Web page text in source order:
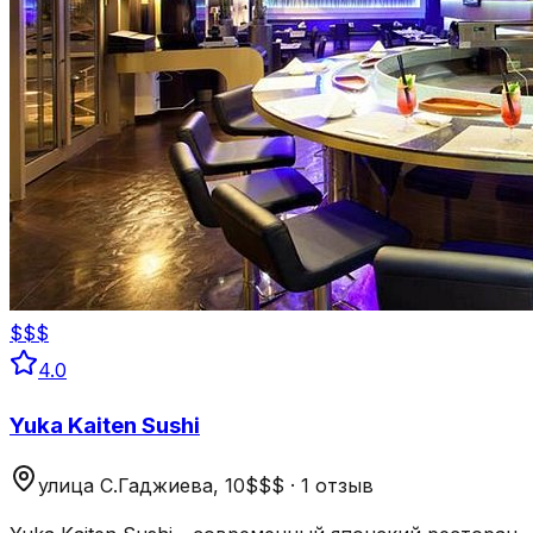
$$$
4.0
Yuka Kaiten Sushi
улица С.Гаджиева, 10$$$ · 1 отзыв